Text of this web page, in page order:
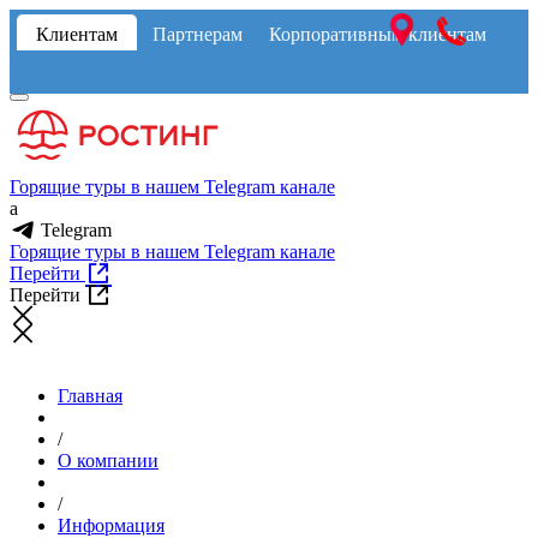
Клиентам Партнерам Корпоративным клиентам
Горящие туры в нашем Telegram канале
a
Telegram
Горящие туры в нашем Telegram канале
Перейти
Перейти
Главная
/
О компании
/
Информация